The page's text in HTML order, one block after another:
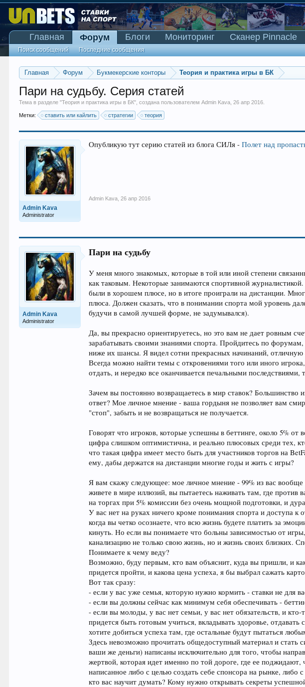
Главная Форум Букмекерские конторы Теория и практика игры в БК
Пари на судьбу. Серия статей
Тема в разделе "Теория и практика игры в БК", создана пользователемAdmin Kava ,26 апр 2016
Метки: ставить или кайлить стратегии теория
Admin Kava
Administrator
Опубликую тут серию статей из блога СИЛя -Полет над
Admin Kava 26 апр 2016
Admin Kava
Administrator
Пари на судьбу
У меня много знакомых, которые в той или иной степени
как таковым. Некоторые занимаются спортивной
были в хорошем плюсе, но в итоге проиграли на дистанции.
плюса. Должен сказать, что в понимании спорта мой уровень
будучи в самой лучшей форме, не задумывался).
Да, вы прекрасно ориентируетесь, но это вам не дает ровным
зарабатывать своими знаниями спорта. Пройдитесь по
ниже их шансы. Я видел сотни прекрасных начинаний,
Всегда можно найти темы с откровениями того или иного
отдать, и нередко все оканчивается печальными
Зачем вы постоянно возвращаетесь в мир ставок? Большинство
ответ? Мое личное мнение - ваша гордыня не позволяет вам
"стоп", забыть и не возвращаться не получается.
Говорят что игроков, которые успешны в беттинге, около 5%
цифра слишком оптимистична, и реально плюсовых среди тех,
что такая цифра имеет место быть для участников торгов на
ему, дабы держатся на дистанции многие годы и жить с игры?
Я вам скажу следующее: мое личное мнение - 99% из вас
живете в мире иллюзий, вы пытаетесь наживать там, где
на торгах при 5% комиссии без очень мощной подготовки, и
У вас нет на руках ничего кроме понимания спорта и доступа
когда вы четко осознаете, что всю жизнь будете платить за
кинуть. Но если вы понимаете что больны зависимостью от
канализацию не только свою жизнь, но и жизнь своих близких.
Понимаете к чему веду?
Возможно, буду первым, кто вам объяснит, куда вы пришли, и
придется пройти, и какова цена успеха, я бы выбрал сажать
Вот так сразу:
- если у вас уже семья, которую нужно кормить - ставки не для
- если вы должны сейчас как минимум себя обеспечивать -
- если вы молоды, у вас нет семьи, у вас нет обязательств, и
придется быть готовым учиться, вкладывать здоровье,
хотите добиться успеха там, где остальные будут пытаться
Здесь невозможно прочитать общедоступный материал и стать
ваши же деньги) написаны исключительно для того, чтобы
жертвой, которая идет именно по той дороге, где ее
написанное либо с целью создать себе спонсора на рынке,
кто вас научит думать? Кому нужно открывать секреты
Главная Форум
Поиск сообщений Последние сообщения
Блоги Мониторинг Сканер Pinnacle